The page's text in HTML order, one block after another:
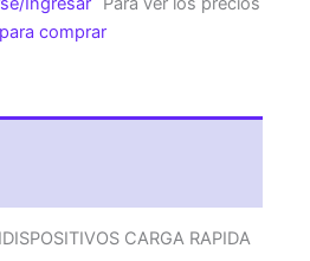
comprar
CARGA RAPIDA